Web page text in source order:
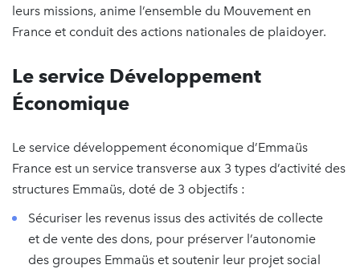
leurs missions, anime l’ensemble du Mouvement en
France et conduit des actions nationales de plaidoyer.
Le service Développement
Économique
Le service développement économique d’Emmaüs
France est un service transverse aux 3 types d’activité des
structures Emmaüs, doté de 3 objectifs :
Sécuriser les revenus issus des activités de collecte
et de vente des dons, pour préserver l’autonomie
des groupes Emmaüs et soutenir leur projet social